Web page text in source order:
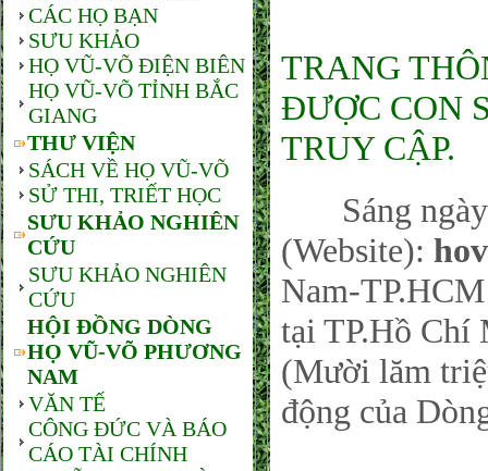
CÁC HỌ BẠN
SƯU KHẢO
HỌ VŨ-VÕ ĐIỆN BIÊN
HỌ VŨ-VÕ TỈNH BẮC
GIANG
THƯ VIỆN
SÁCH VỀ HỌ VŨ-VÕ
SỬ THI, TRIẾT HỌC
SƯU KHẢO NGHIÊN
CỨU
SƯU KHẢO NGHIÊN
CỨU
HỘI ĐỒNG DÒNG
HỌ VŨ-VÕ PHƯƠNG
NAM
VĂN TẾ
CÔNG ĐỨC VÀ BÁO
CÁO TÀI CHÍNH
TRANG
ĐƯỢC CON
TRUY CẬP.
Sáng ngày
(Website):
Nam-
tại TP.Hồ Chí
(Mười lăm
động của